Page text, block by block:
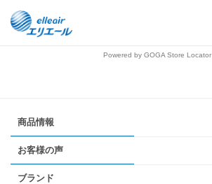
Powered by GOGA Store Locator
商品情報
お客様の声
ブランド